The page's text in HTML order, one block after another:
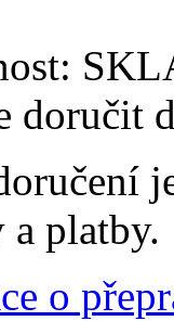
doručit
a platby.
o